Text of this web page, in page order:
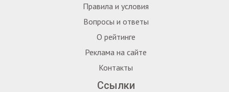
Правила и условия
Вопросы и ответы
О рейтинге
Реклама на сайте
Контакты
Ссылки